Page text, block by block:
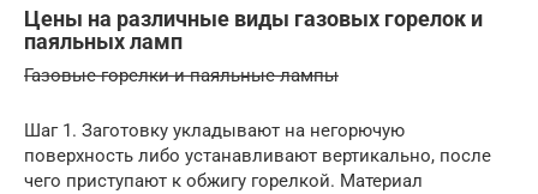
Цены на различные виды газовых горелок и
паяльных ламп
Газовые горелки и паяльные лампы
Шаг 1. Заготовку укладывают на негорючую
поверхность либо устанавливают вертикально, после
чего приступают к обжигу горелкой. Материал